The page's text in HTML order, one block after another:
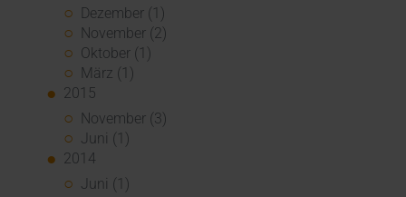
Dezember (1)
November (2)
Oktober (1)
März (1)
2015
November (3)
Juni (1)
2014
Juni (1)